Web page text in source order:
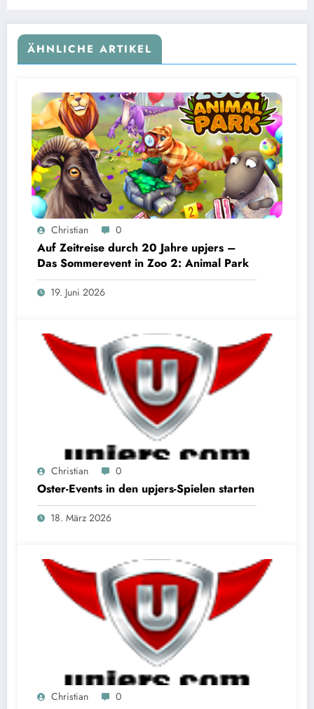
ÄHNLICHE ARTIKEL
Christian 0
Auf Zeitreise durch 20 Jahre upjers –
Das Sommerevent in Zoo 2: Animal Park
19. Juni 2026
Christian 0
Oster-Events in den upjers-Spielen starten
18. März 2026
Christian 0